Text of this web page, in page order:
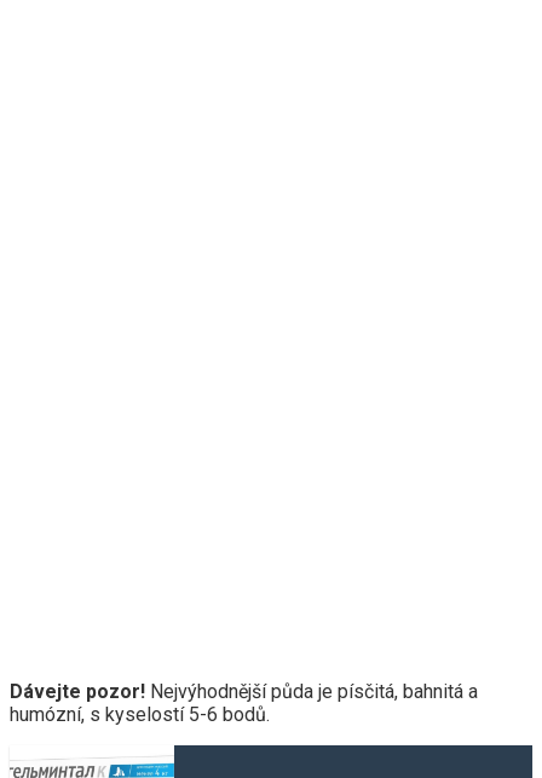
Dávejte pozor! Nejvýhodnější půda je písčitá, bahnitá a
humózní, s kyselostí 5-6 bodů.